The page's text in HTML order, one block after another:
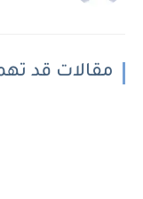
مقالات قد